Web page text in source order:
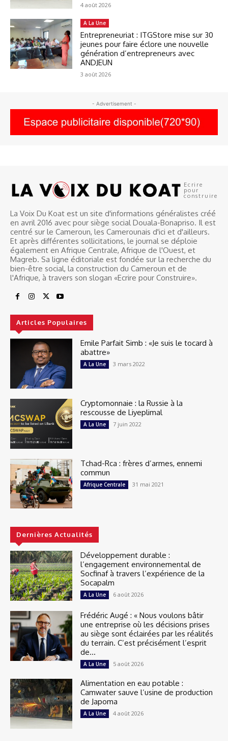
4 août 2026
A La Une
Entrepreneuriat : ITGStore mise sur 30
jeunes pour faire éclore une nouvelle
génération d’entrepreneurs avec
ANDJEUN
3 août 2026
- Advertisement -
Ecrire
pour
construire
La Voix Du Koat est un site d'informations généralistes créé
en avril 2016 avec pour siège social Douala-Bonapriso. Il est
centré sur le Cameroun, les Camerounais d'ici et d'ailleurs.
Et après différentes sollicitations, le journal se déploie
également en Afrique Centrale, Afrique de l'Ouest, et
Magreb. Sa ligne éditoriale est fondée sur la recherche du
bien-être social, la construction du Cameroun et de
l'Afrique, à travers son slogan «Ecrire pour Construire».
Articles Populaires
Emile Parfait Simb : «Je suis le tocard à
abattre»
A La Une 3 mars 2022
Cryptomonnaie : la Russie à la
rescousse de Liyeplimal
A La Une 7 juin 2022
Tchad-Rca : frères d’armes, ennemi
commun
Afrique Centrale 31 mai 2021
Dernières Actualités
Développement durable :
l’engagement environnemental de
Socfinaf à travers l’expérience de la
Socapalm
A La Une 6 août 2026
Frédéric Augé : « Nous voulons bâtir
une entreprise où les décisions prises
au siège sont éclairées par les réalités
du terrain. C’est précisément l’esprit
de...
A La Une 5 août 2026
Alimentation en eau potable :
Camwater sauve l’usine de production
de Japoma
A La Une 4 août 2026